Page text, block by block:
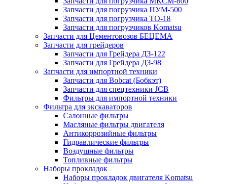
Запчасти для погрузчика ПУМ-500
Запчасти для погрузчика ТО-18
Запчасти для погрузчиков Komatsu
Запчасти для Цементовозов БЕЦЕМА
Запчасти для грейдеров
Запчасти для Грейдера ДЗ-122
Запчасти для Грейдера ДЗ-98
Запчасти для импортной техники
Запчасти для Bobcat (Бобкэт)
Запчасти для спецтехники JCB
Фильтры для импортной техники
Фильтра для экскаваторов
Салонные фильтры
Масляные фильтры двигателя
Антикоррозийные фильтры
Гидравлические фильтры
Воздушные фильтры
Топливные фильтры
Наборы прокладок
Наборы прокладок двигателя Komatsu